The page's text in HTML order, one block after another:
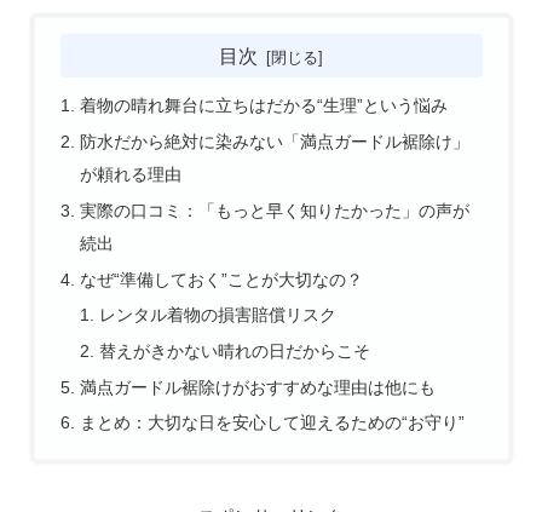
目次
着物の晴れ舞台に立ちはだかる“生理”という悩み
防水だから絶対に染みない「満点ガードル裾除け」
が頼れる理由
実際の口コミ：「もっと早く知りたかった」の声が
続出
なぜ“準備しておく”ことが大切なの？
レンタル着物の損害賠償リスク
替えがきかない晴れの日だからこそ
満点ガードル裾除けがおすすめな理由は他にも
まとめ：大切な日を安心して迎えるための“お守り”